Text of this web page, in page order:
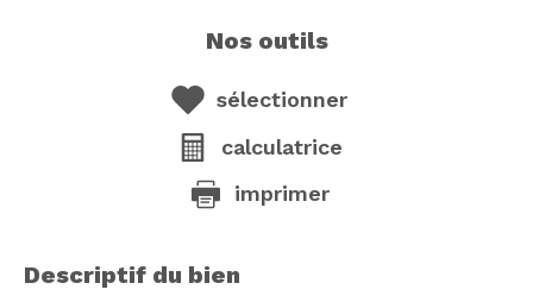
nos outils
sélectionner
calculatrice
imprimer
descriptif du bien